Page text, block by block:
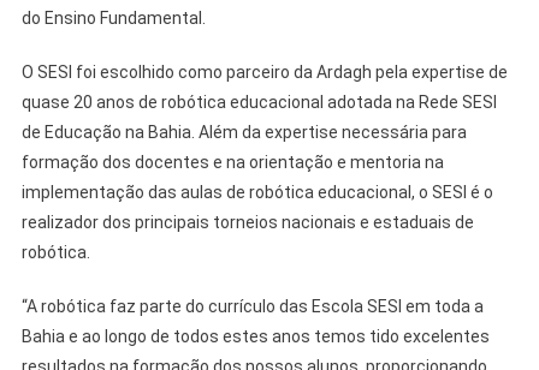
do Ensino Fundamental.
O SESI foi escolhido como parceiro da Ardagh pela expertise de
quase 20 anos de robótica educacional adotada na Rede SESI
de Educação na Bahia. Além da expertise necessária para
formação dos docentes e na orientação e mentoria na
implementação das aulas de robótica educacional, o SESI é o
realizador dos principais torneios nacionais e estaduais de
robótica.
“A robótica faz parte do currículo das Escola SESI em toda a
Bahia e ao longo de todos estes anos temos tido excelentes